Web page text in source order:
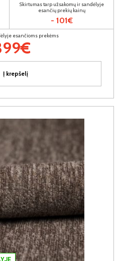
Skirtumas tarp užsakomų ir sandėlyje
esančių prekių kainų
- 101€
esančioms prekėms
Į krepšelį